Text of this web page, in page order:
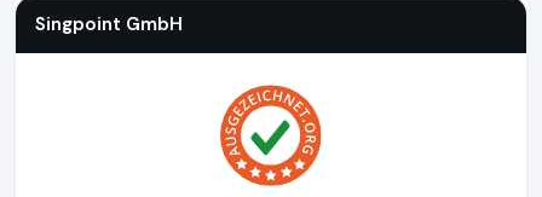
Singpoint GmbH